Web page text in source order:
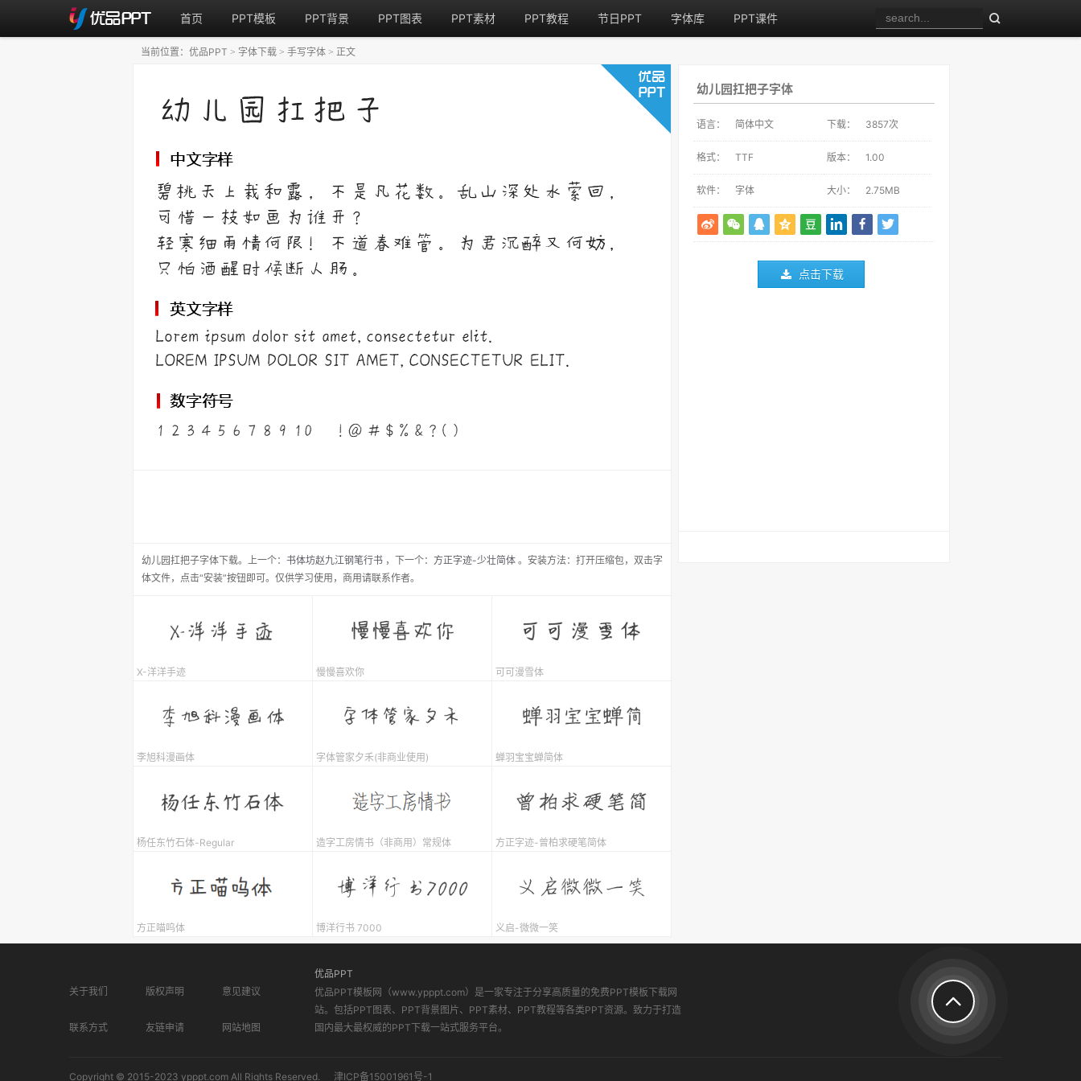
首页 PPT模板 PPT背景 PPT图表 PPT素材 PPT教程 节日PPT 字体库 PPT课件
幼儿园扛把子字体
语言： 简体中文 下载： 3857次
格式： TTF 版本： 1.00
软件： 字体 大小： 2.75MB
点击下载
幼儿园扛把子字体下载。 上一个： 书体坊赵九江钢笔行书 ， 下一个： 方正字迹-少壮简体 。安装方法：打开压缩包，双击字
体文件，点击“安装”按钮即可。仅供学习使用，商用请联系作者。
当前位置： 优品PPT > 字体下载 > 手写字体 > 正文
X-洋洋手迹 慢慢喜欢你 可可漫雪体
李旭科漫画体 字体管家夕禾(非商业使用) 蝉羽宝宝蝉简体
杨任东竹石体-Regular 造字工房情书（非商用）常规体 方正字迹-曾柏求硬笔简体
方正喵呜体 博洋行书 7000 义启-微微一笑
关于我们 版权声明 意见建议
联系方式 友链申请 网站地图
优品PPT
优品PPT模板网（www.ypppt.com）是一家专注于分享高质量的免费PPT模板下载网
站。包括PPT图表、PPT背景图片、PPT素材、PPT教程等各类PPT资源。致力于打造
国内最大最权威的PPT下载一站式服务平台。
Copyright © 2015-2023 ypppt.com All Rights Reserved. 津ICP备15001961号-1